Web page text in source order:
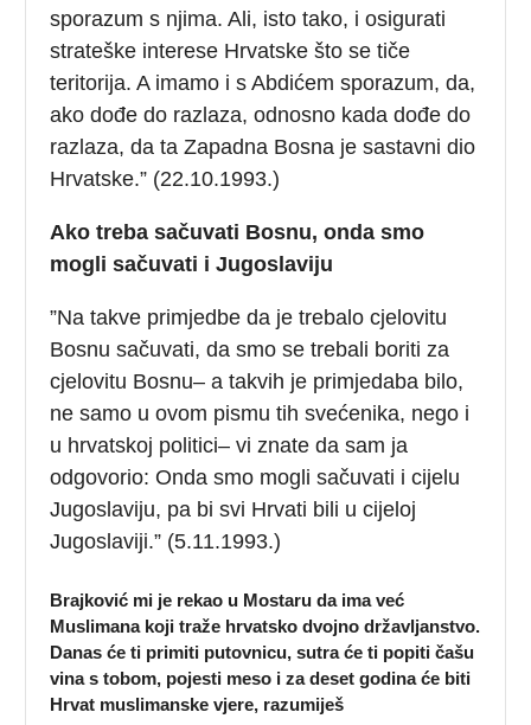
sporazum s njima. Ali, isto tako, i osigurati
strateške interese Hrvatske što se tiče
teritorija. A imamo i s Abdićem sporazum, da,
ako dođe do razlaza, odnosno kada dođe do
razlaza, da ta Zapadna Bosna je sastavni dio
Hrvatske.” (22.10.1993.)
Ako treba sačuvati Bosnu, onda smo
mogli sačuvati i Jugoslaviju
”Na takve primjedbe da je trebalo cjelovitu
Bosnu sačuvati, da smo se trebali boriti za
cjelovitu Bosnu– a takvih je primjedaba bilo,
ne samo u ovom pismu tih svećenika, nego i
u hrvatskoj politici– vi znate da sam ja
odgovorio: Onda smo mogli sačuvati i cijelu
Jugoslaviju, pa bi svi Hrvati bili u cijeloj
Jugoslaviji.” (5.11.1993.)
Brajković mi je rekao u Mostaru da ima već
Muslimana koji traže hrvatsko dvojno državljanstvo.
Danas će ti primiti putovnicu, sutra će ti popiti čašu
vina s tobom, pojesti meso i za deset godina će biti
Hrvat muslimanske vjere, razumiješ